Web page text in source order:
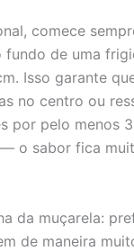
comece
de uma
Isso garante
no centro ou
por pelo menos
o sabor fica
da muçarela:
de maneira